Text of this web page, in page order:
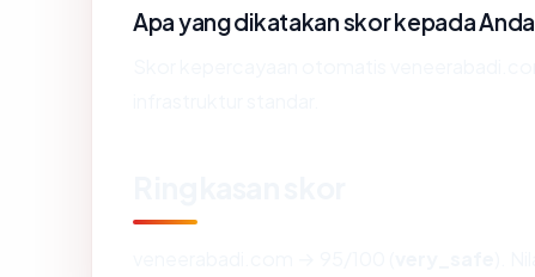
Apa yang dikatakan skor kepada Anda